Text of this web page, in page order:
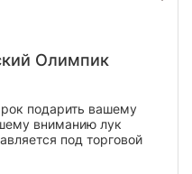
Олимпик
подарить вашему
вниманию лук
под торговой